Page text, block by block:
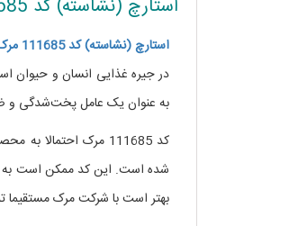
استارچ (نشاسته) کد 111685 مرک
استارچ(نشاسته)کد 111685 مرک
در جیره غذایی انسان و حیوان
به عنوان یک عامل پخت‌شدگی و
کد 111685 مرک
بهتر است با شرکت مرک مستقیما